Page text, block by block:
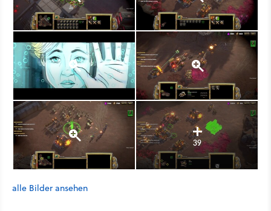
39
alle Bilder ansehen